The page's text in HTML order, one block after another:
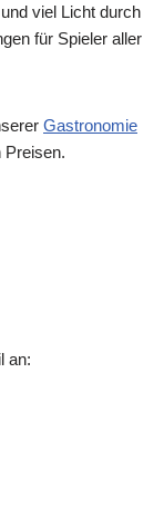
viel Licht durch
für Spieler aller
Gastronomie
Preisen.
an: